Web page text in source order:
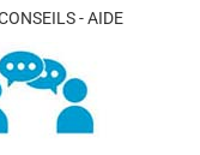
- AIDE